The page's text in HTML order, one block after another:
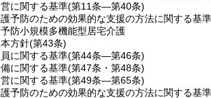
に関する基準(第11条―第40条)
予防のための効果的な支援の方法に関する基準
防小規模多機能型居宅介護
方針(第43条)
員に関する基準(第44条―第46条)
に関する基準(第47条・第48条)
に関する基準(第49条―第65条)
予防のための効果的な支援の方法に関する基準